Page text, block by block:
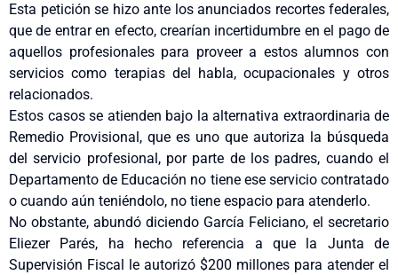
Esta petición se hizo ante los anunciados recortes federales,
que de entrar en efecto, crearían incertidumbre en el pago de
aquellos profesionales para proveer a estos alumnos con
servicios como terapias del habla, ocupacionales y otros
relacionados.
Estos casos se atienden bajo la alternativa extraordinaria de
Remedio Provisional, que es uno que autoriza la búsqueda
del servicio profesional, por parte de los padres, cuando el
Departamento de Educación no tiene ese servicio contratado
o cuando aún teniéndolo, no tiene espacio para atenderlo.
No obstante, abundó diciendo García Feliciano, el secretario
Eliezer Parés, ha hecho referencia a que la Junta de
Supervisión Fiscal le autorizó $200 millones para atender el